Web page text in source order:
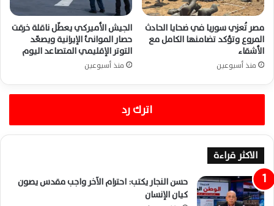
مصر تُعزي سوريا في ضحايا الحادث
المروع وتؤكد تضامنها الكامل مع
الأشقاء
منذ أسبوعين
الجيش الأميركي يعطّل ناقلة خرقت
حصار الموانئ الإيرانية ويصعّد
التوتر الإقليمي المتصاعد اليوم
منذ أسبوعين
اترك رد
الاكثر قراءة
حسن النجار يكتب: احترام الآخر واجب مقدس يصون
كيان الإنسان